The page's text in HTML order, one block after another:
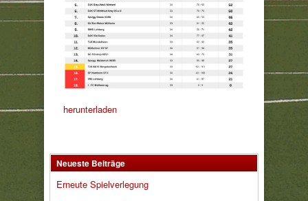
herunterladen
Neueste Beiträge
Erneute Spielverlegung